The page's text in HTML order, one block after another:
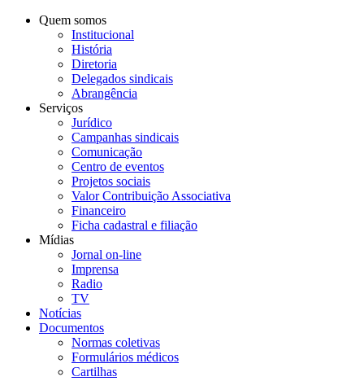
Quem somos
Institucional
História
Diretoria
Delegados sindicais
Abrangência
Serviços
Jurídico
Campanhas sindicais
Comunicação
Centro de eventos
Projetos sociais
Valor Contribuição Associativa
Financeiro
Ficha cadastral e filiação
Mídias
Jornal on-line
Imprensa
Radio
TV
Notícias
Documentos
Normas coletivas
Formulários médicos
Cartilhas